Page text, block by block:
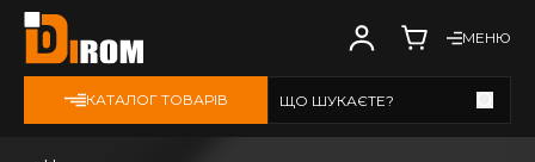
МЕНЮ
КАТАЛОГ ТОВАРІВ ЩО ШУКАЄТЕ?